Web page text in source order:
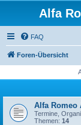
Alfa
FAQ
Foren-Übersicht
Alfa Romeo
Termine,
Themen: 14